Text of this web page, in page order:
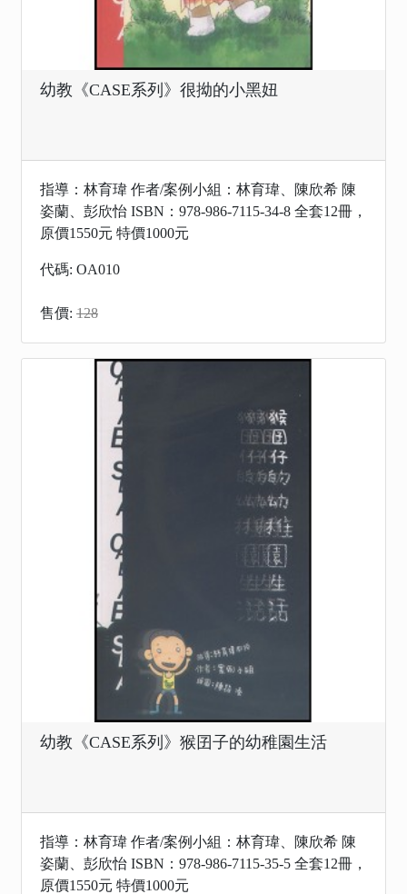
幼教《CASE系列》很拗的小黑妞
指導：林育瑋 作者/案例小組：林育瑋、陳欣希 陳
姿蘭、彭欣怡 ISBN：978-986-7115-34-8 全套12冊，
原價1550元 特價1000元
代碼: OA010
售價: 128
幼教《CASE系列》猴囝子的幼稚園生活
指導：林育瑋 作者/案例小組：林育瑋、陳欣希 陳
姿蘭、彭欣怡 ISBN：978-986-7115-35-5 全套12冊，
原價1550元 特價1000元